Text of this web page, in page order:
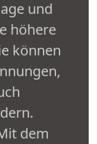
und
höhere
können
dem